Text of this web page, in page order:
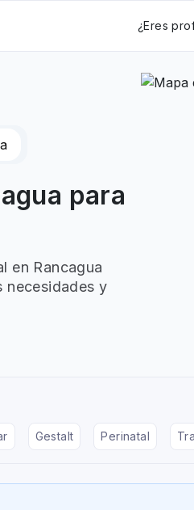
¿Eres
para
en Rancagua
necesidades y
Gestalt Perinatal